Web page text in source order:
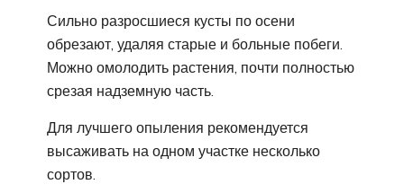
Сильно разросшиеся кусты по осени
обрезают, удаляя старые и больные побеги.
Можно омолодить растения, почти полностью
срезая надземную часть.
Для лучшего опыления рекомендуется
высаживать на одном участке несколько
сортов.